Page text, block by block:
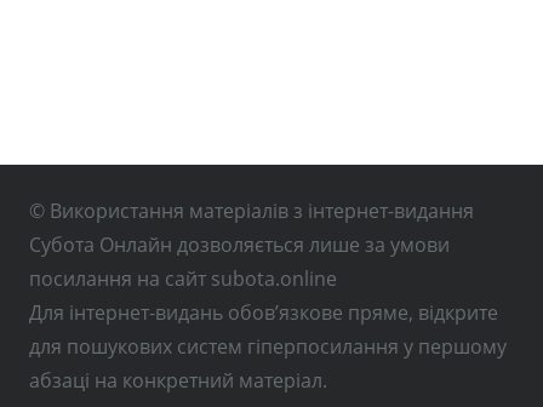
© Використання матеріалів з інтернет-видання
Субота Онлайн дозволяється лише за умови
посилання на сайт subota.online
Для інтернет-видань обов’язкове пряме, відкрите
для пошукових систем гіперпосилання у першому
абзаці на конкретний матеріал.